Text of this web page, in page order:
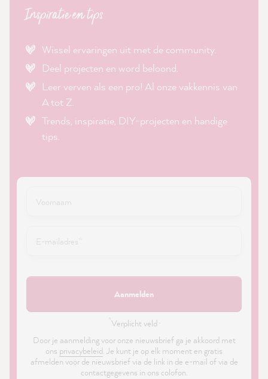
Inspiratie en tips
Wissel ervaringen uit met de community.
Deel projecten en word beloond.
Leer verven als een pro! Al onze vakkennis van
A tot Z.
Trends, inspiratie, DIY-projecten en handige
tips.
Aanmelden
Verplicht veld ·
Door je aanmelding voor onze nieuwsbrief ga je akkoord met
ons privacybeleid. Je kunt je op elk moment en gratis
afmelden voor de nieuwsbrief via de link in de e-mail of via de
contactgegevens in ons colofon.